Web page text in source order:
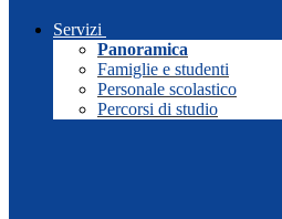
Servizi
Panoramica
Famiglie e studenti
Personale scolastico
Percorsi di studio